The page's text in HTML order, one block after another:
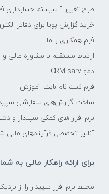
طرح تغییر " سیستم حسابداری
خرید گزارش پویا برای دفاتر
فرم همکاری با ما
ارتباط مستقیم با مشاوره مالی و
دمو CRM sarv
فرم ثبت نام بابت آموزش
ساخت گزارش‌های سفارشی
نرم افزار های کمکی سپیدار و
آنالیز تخصصی فرآیندهای مالی
برای ارائه راهکار مالی به
محیط نرم افزار سپیدار را از